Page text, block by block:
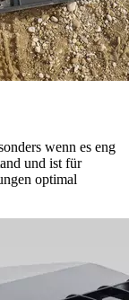
wenn es eng
und ist für
optimal